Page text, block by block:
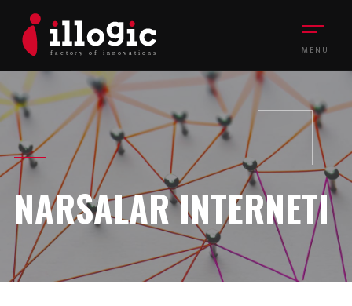
MENU
NARSALAR INTERNETI